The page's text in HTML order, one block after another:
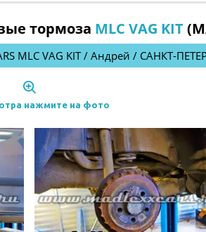
тормоза MLC VAG KIT
MLC VAG KIT / Андрей / САНКТ-
нажмите на фото